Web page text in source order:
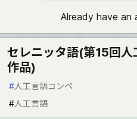
Already have an
セレニッタ語(第15回人
作品)
#人工言語コンペ
#人工言語